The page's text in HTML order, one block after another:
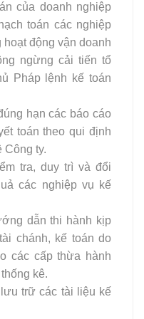
của doanh nghiệp
toán các nghiệp
động vận doanh
ngừng cải tiến tổ
Pháp lệnh kế toán
hạn các báo cáo
toán theo qui định
ty.
tra, duy trì và đổi
các nghiệp vụ kế
dẫn thi hành kịp
chánh, kế toán do
các cấp thừa hành
kê.
trữ các tài liệu kế